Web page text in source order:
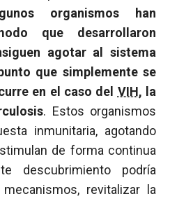
organismos han
que desarrollaron
agotar al sistema
que simplemente se
en el caso del VIH, la
. Estos organismos
inmunitaria, agotando
de forma continua
descubrimiento podría
revitalizar la